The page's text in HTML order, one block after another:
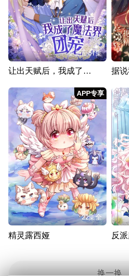
更新至51集
让出天赋后，我成了魔法界团宠 据
APP专享
22集全
精灵露西娅 反
换一换